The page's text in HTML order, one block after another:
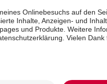
Tierarztpraxis um
Bei der Ankunft